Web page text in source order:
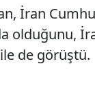
İran
olduğunu,
de görüştü.